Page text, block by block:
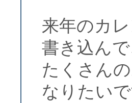
来年のカ
書き込ん
たくさん
なりたいで